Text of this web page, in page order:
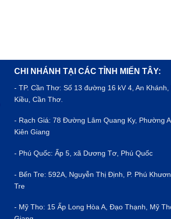
CHI NHÁNH TẠI CÁC TỈNH MIẾN TÂY:
- TP.Cần Thơ: Số 13 đường 16 kV 4, An Khánh,
Kiều, Cần Thơ.
- Rạch Giá: 78 Đường Lâm Quang Ky, Phường
Kiên Giang
- Phú Quốc: Ấp 5, xã Dương Tơ, Phú Quốc
- Bến Tre: 592A, Nguyễn Thị Định, P. Phú
Tre
- Mỹ Tho: 15 Ấp Long Hòa A, Đạo Thạnh, Mỹ